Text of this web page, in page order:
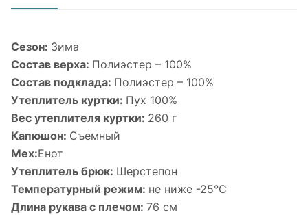
Сезон: Зима
Состав верха: Полиэстер – 100%
Состав подклада: Полиэстер – 100%
Утеплитель куртки: Пух 100%
Вес утеплителя куртки: 260 г
Капюшон: Съемный
Мех:Енот
Утеплитель брюк: Шерстепон
Температурный режим: не ниже -25°С
Длина рукава с плечом: 76 см